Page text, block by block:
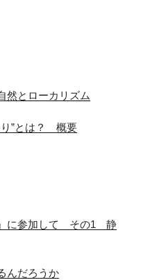
とローカリズム
り”とは？ 概要
』に参加して その1 静
んだろうか